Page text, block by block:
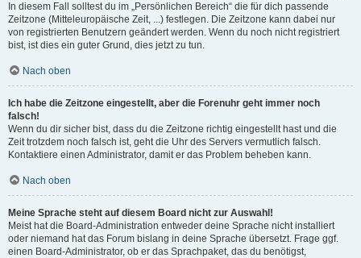
In diesem Fall solltest du im „Persönlichen Bereich“ die für dich passende
Zeitzone (Mitteleuropäische Zeit, ...) festlegen. Die Zeitzone kann dabei nur
von registrierten Benutzern geändert werden. Wenn du noch nicht registriert
bist, ist dies ein guter Grund, dies jetzt zu tun.
Nach oben
Ich habe die Zeitzone eingestellt, aber die Forenuhr geht immer noch
falsch!
Wenn du dir sicher bist, dass du die Zeitzone richtig eingestellt hast und die
Zeit trotzdem noch falsch ist, geht die Uhr des Servers vermutlich falsch.
Kontaktiere einen Administrator, damit er das Problem beheben kann.
Nach oben
Meine Sprache steht auf diesem Board nicht zur Auswahl!
Meist hat die Board-Administration entweder deine Sprache nicht installiert
oder niemand hat das Forum bislang in deine Sprache übersetzt. Frage ggf.
einen Board-Administrator, ob er das Sprachpaket, das du benötigst,